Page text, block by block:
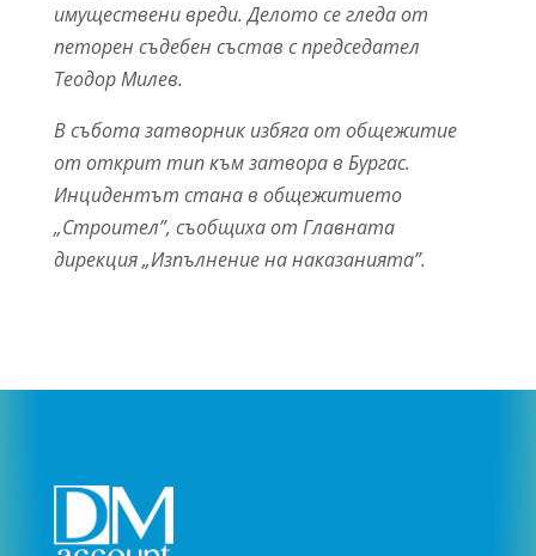
имуществени вреди. Делото се гледа от
петорен съдебен състав с председател
Теодор Милев.
В събота затворник избяга от общежитие
от открит тип към затвора в Бургас.
Инцидентът стана в общежитието
„Строител”, съобщиха от Главната
дирекция „Изпълнение на наказанията”.